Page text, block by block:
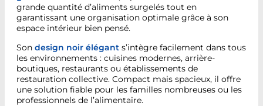
grande quantité d’aliments surgelés tout en
garantissant une organisation optimale grâce à son
espace intérieur bien pensé.
Son design noir élégant s’intègre facilement dans tous
les environnements : cuisines modernes, arrière-
boutiques, restaurants ou établissements de
restauration collective. Compact mais spacieux, il offre
une solution fiable pour les familles nombreuses ou les
professionnels de l’alimentaire.